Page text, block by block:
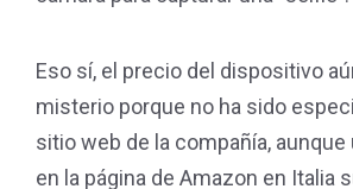
Eso sí, el precio del dispositivo
misterio porque no ha sido
sitio web de la compañía,
en la página de Amazon en Italia